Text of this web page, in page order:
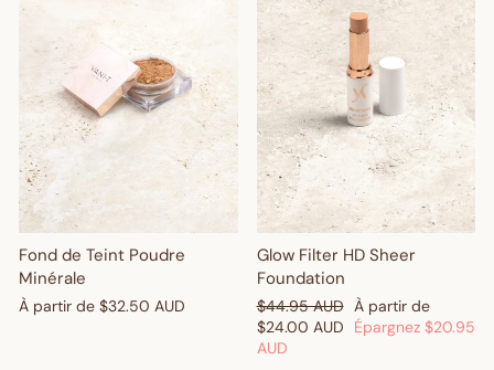
Fond de Teint Poudre
Minérale
À partir de $32.50 AUD
Glow Filter HD Sheer
Foundation
Prix
régulier
$44.95 AUD Prix
réduit
À partir de
$24.00 AUD
Épargnez $20.95
AUD